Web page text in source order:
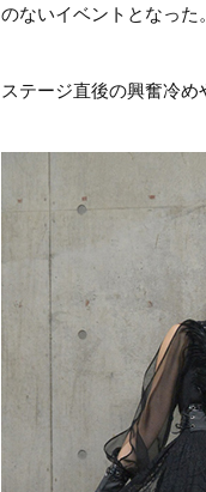
のないイベントとなった。
ステージ直後の興奮冷め